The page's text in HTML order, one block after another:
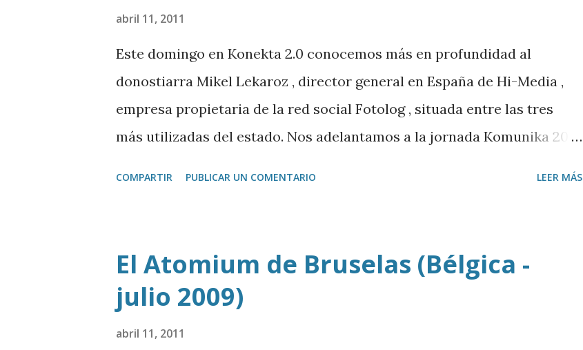
abril 11, 2011
Este domingo en Konekta 2.0 conocemos más en profundidad al
donostiarra Mikel Lekaroz , director general en España de Hi-Media ,
empresa propietaria de la red social Fotolog , situada entre las tres
más utilizadas del estado. Nos adelantamos a la jornada Komunika 2011
de la mano del portal Misoutlets.com , que acaba de publicar un estudio
sobre esta tendencia. Y desde Youtube nos van a detallar una nueva
iniciativa para encontrar a los mejores creadores de videos de Internet
COMPARTIR PUBLICAR UN COMENTARIO LEER MÁS
El Atomium de Bruselas (Bélgica -
julio 2009)
abril 11, 2011